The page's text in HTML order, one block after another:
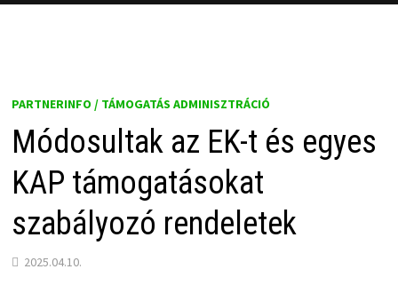
PARTNERINFO / TÁMOGATÁS ADMINISZTRÁCIÓ
Módosultak az EK-t és egyes
KAP támogatásokat
szabályozó rendeletek
2025.04.10.